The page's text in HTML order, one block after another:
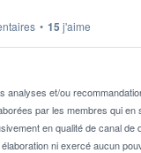
< PH1J.
(PH2J 8753)
• 15 j'aime
analyses et/ou
par les membres qui en
en qualité de canal
ni exercé aucun